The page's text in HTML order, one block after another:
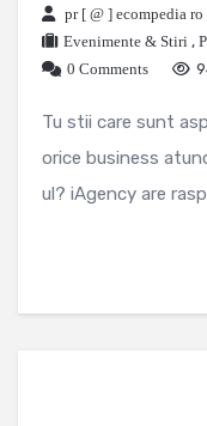
pr [ @ ] ecompedia ro
Evenimente & Stiri ,
0 Comments
Tu stii care sunt
orice business
ul? iAgency are